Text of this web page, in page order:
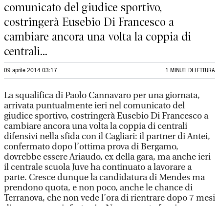
comunicato del giudice sportivo,
costringerà Eusebio Di Francesco a
cambiare ancora una volta la coppia di
centrali...
09 aprile 2014 03:17 1 MINUTI DI LETTURA
La squalifica di Paolo Cannavaro per una giornata,
arrivata puntualmente ieri nel comunicato del
giudice sportivo, costringerà Eusebio Di Francesco a
cambiare ancora una volta la coppia di centrali
difensivi nella sfida con il Cagliari: il partner di Antei,
confermato dopo l’ottima prova di Bergamo,
dovrebbe essere Ariaudo, ex della gara, ma anche ieri
il centrale scuola Juve ha continuato a lavorare a
parte. Cresce dunque la candidatura di Mendes ma
prendono quota, e non poco, anche le chance di
Terranova, che non vede l’ora di rientrare dopo 7 mesi